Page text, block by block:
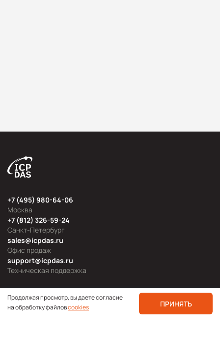
Москва
+7 (495) 980-64-06
Офис продаж
sales@icpdas.ru
Санкт-Петербург
+7 (812) 326-59-24
Техническая поддержка
support@icpdas.ru
Продолжая просмотр, вы даете согласие
на обработку файловcookies ПРИНЯТЬ